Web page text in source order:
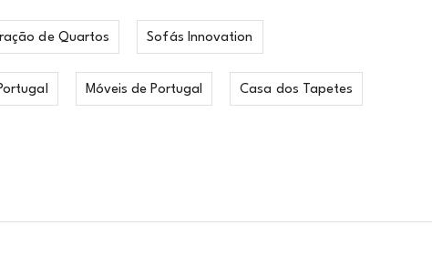
de Quartos Sofás Innovation
Móveis de Portugal Casa dos Tapetes